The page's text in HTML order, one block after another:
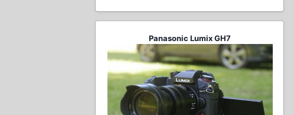
Panasonic Lumix GH7